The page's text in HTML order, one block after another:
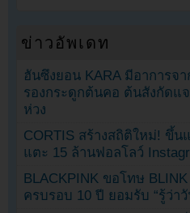
ข่าวอัพเดท
ฮันซึงยอน KARA มีอาการจ
รองกระดูกต้นคอ ต้นสังกัดแ
ห่วง
CORTIS สร้างสถิติใหม่! ขึ้น
แตะ 15 ล้านฟอลโลว์
BLACKPINK ขอโทษ
ครบรอบ 10 ปี ยอมรับ “รู้ว่า